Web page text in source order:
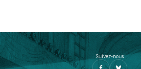
Suivez-nous